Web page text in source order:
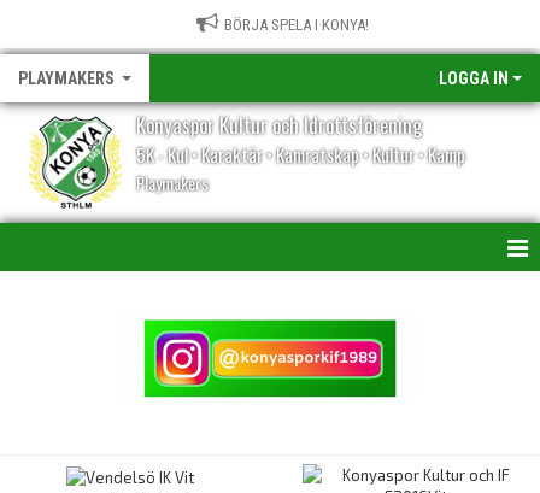
BÖRJA SPELA I KONYA!
PLAYMAKERS LOGGA IN
Konyaspor Kultur och Idrottsförening
5K - Kul • Karaktär • Kamratskap • Kultur • Kamp
Playmakers